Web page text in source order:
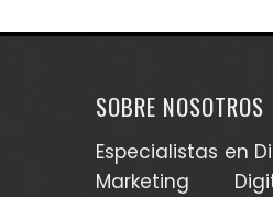
SOBRE NOSOTROS
Especialistas en
Marketing